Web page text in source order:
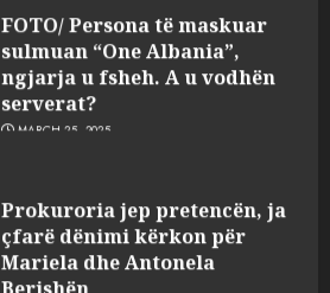
FOTO/ Persona të maskuar
sulmuan “One Albania”,
ngjarja u fsheh. A u vodhën
serverat?
Prokuroria jep pretencën, ja
çfarë dënimi kërkon për
Mariela dhe Antonela
Berishën